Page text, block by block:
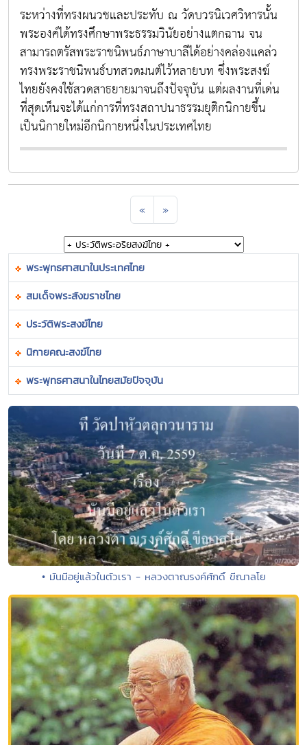
ระหว่างที่ทรงผนวชและประทับ ณ วัดบวรนิเวศวิหารนั้น
พระองค์ได้ทรงศึกษาพระธรรมวินัยอย่างแตกฉาน จน
สามารถตรัสพระราชนิพนธ์ภาษาบาลีได้อย่างคล่องแคล่ว
ทรงพระราชนิพนธ์บทสวดมนต์ไว้หลายบท ซึ่งพระสงฆ์
ไทยยังคงใช้สวดสาธยายมาจนถึงปัจจุบัน แต่ผลงานที่เด่น
ที่สุดเห็นจะได้แก่การที่ทรงสถาปนาธรรมยุติกนิกายขึ้น
เป็นนิกายใหม่อีกนิกายหนึ่งในประเทศไทย
« »
พระพุทธศาสนาในประเทศไทย
สมเด็จพระสังฆราชไทย
ประวัติพระสงฆ์ไทย
นิกายคณะสงฆ์ไทย
พระพุทธศาสนาในไทยสมัยปัจจุบัน
• มันมีอยู่แล้วในตัวเรา - หลวงตาณรงค์ศักดิ์ ขีณาลโย